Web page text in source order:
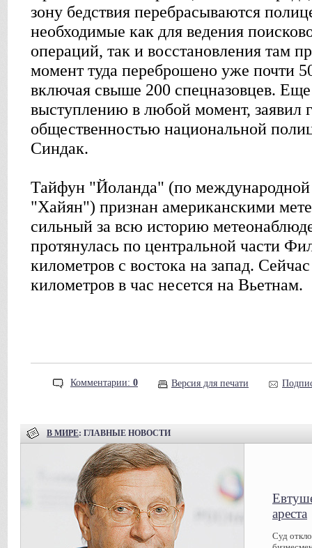
зону бедствия перебрасываются
необходимые как для ведения
операций, так и восстановления там
момент туда переброшено уже почти
включая свыше 200 спецназовцев.
выступлению в любой момент, заявил
общественностью национальной
Синдак.
Тайфун "Йоланда" (по
"Хайян") признан американскими
сильный за всю историю
протянулась по центральной части
километров с востока на запад.
километров в час несется на Вьетнам.
Комментарии: 0 Версия для печати
В МИРЕ: ГЛАВНЫЕ НОВОСТИ
ареста
Суд